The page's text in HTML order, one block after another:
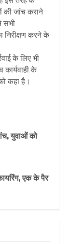
की जांच कराने
सभी
निरीक्षण करने के
के लिए भी
के
कहा है।
युवाओं को
एक के पैर